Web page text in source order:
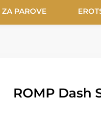
ZA PAROVE
ROMP Dash